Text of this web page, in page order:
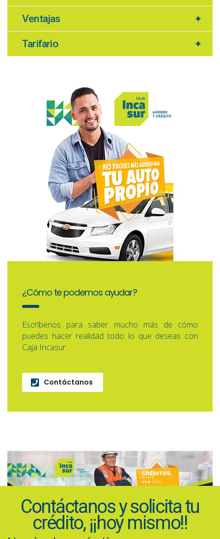
Ventajas
Tarifario
¿Cómo te podemos ayudar?
Escríbenos para saber mucho más de cómo
puedes hacer realidad todo lo que deseas con
Caja Incasur.
Contáctanos
Contáctanos y solicita tu
crédito, ¡¡hoy mismo!!